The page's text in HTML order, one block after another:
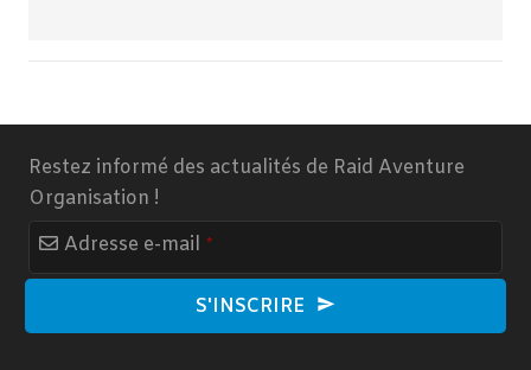
Restez informé des actualités de Raid Aventure
Organisation !
Website
Adresse e-mail *
S'INSCRIRE